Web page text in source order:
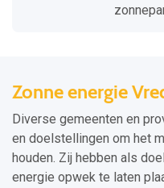
Zonne energie
Diverse gemeenten en
en doelstellingen om het
houden. Zij hebben als
energie opwek te laten